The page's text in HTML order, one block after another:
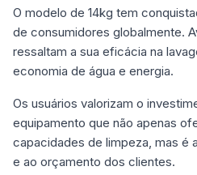
O modelo de 14kg tem
de consumidores globalmente.
ressaltam a sua eficácia na
economia de água e energia.
Os usuários valorizam o
equipamento que não apenas
capacidades de limpeza, mas é
e ao orçamento dos clientes.